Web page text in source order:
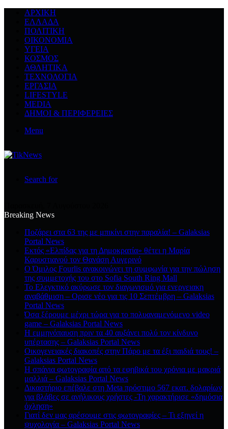
ΑΡΧΙΚΉ
ΕΛΛΆΔΑ
ΠΟΛΙΤΙΚΉ
ΟΙΚΟΝΟΜΊΑ
ΥΓΕΊΑ
ΚΌΣΜΟΣ
ΑΘΛΗΤΙΚΆ
ΤΕΧΝΟΛΟΓΙΆ
ΕΡΓΑΣΊΑ
LIFESTYLE
MEDIA
ΔΉΜΟΙ & ΠΕΡΙΦΈΡΕΙΕΣ
Menu
Search for
Breaking News
Ποζάρει στα 63 της με μπικίνι στην παραλία! – Galaksias
Portal News
Εκτός «Ελπίδας για τη Δημοκρατία» θέτει η Μαρία
Καρυστιανού τον Θανάση Αυγερινό
Ο Όμιλος Fourlis ανακοινώνει τη συμφωνία για την πώληση
της συμμετοχής του στο Sofia South Ring Mall
Το Ελεγκτικό ακύρωσε τον διαγωνισμό για ενεργειακη
αναβάθμιση – Ορισε νέο για τις 10 Σεπτέμβρη – Galaksias
Portal News
Όσα ξέρουμε μέχρι τώρα για το πολυαναμενόμενο video
game – Galaksias Portal News
Η εμμηνόπαυση πριν τα 40 αυξάνει πολύ τον κίνδυνο
υπέρτασης – Galaksias Portal News
Οικογενειακές διακοπές στην Πάρο με τα έξι παιδιά τους! –
Galaksias Portal News
Η σπάνια φωτογραφία από τα εφηβικά του χρόνια με μακριά
μαλλιά – Galaksias Portal News
Δικαστήριο επέβαλε στη Meta πρόστιμο 567 εκατ. δολαρίων
για βλάβες σε ανήλικους χρήστες -Τη χαρακτήρισε «δημόσια
όχληση»
Γιατί δεν μας αρέσουμε στις φωτογραφίες – Τι εξηγεί η
ψυχολογία – Galaksias Portal News